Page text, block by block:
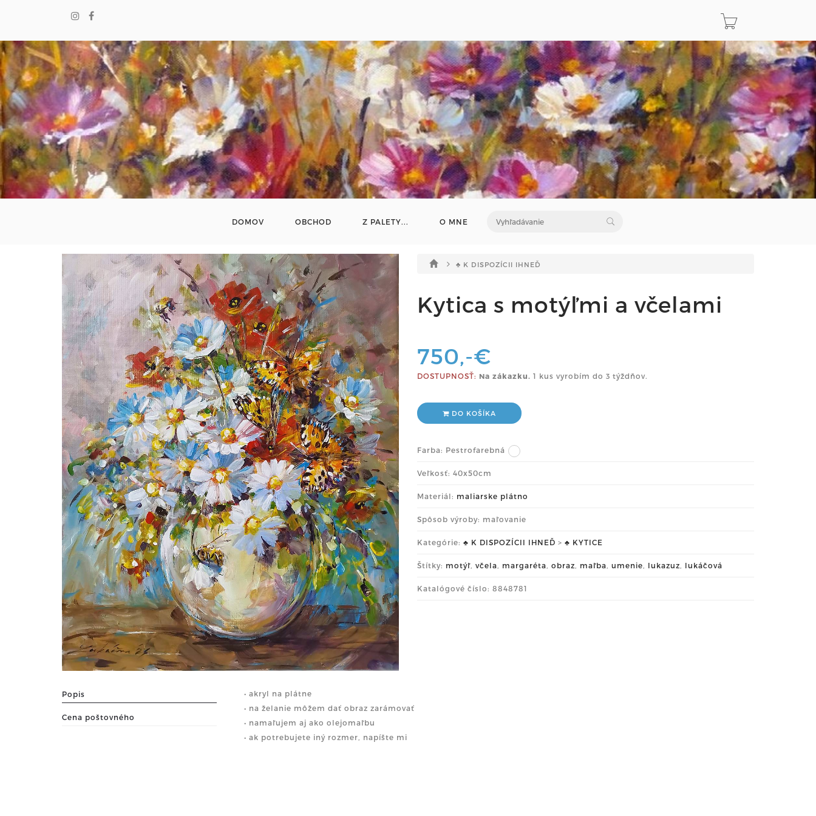
DOMOV OBCHOD Z PALETY... O MNE
♣ K DISPOZÍCII IHNEĎ
Kytica s motýľmi a včelami
750,-€
DOSTUPNOSŤ: Na zákazku. 1 kus vyrobím do 3 týždňov.
DO KOŠÍKA
Farba: Pestrofarebná
Veľkosť: 40x50cm
Materiál: maliarske plátno
Spôsob výroby: maľovanie
Kategórie: ♣ K DISPOZÍCII IHNEĎ > ♣ KYTICE
Štítky: motýľ, včela, margaréta, obraz, maľba, umenie, lukazuz, lukáčová
Katalógové číslo: 8848781
Popis
Cena poštovného
• akryl na plátne
• na želanie môžem dať obraz zarámovať
• namaľujem aj ako olejomaľbu
• ak potrebujete iný rozmer, napíšte mi